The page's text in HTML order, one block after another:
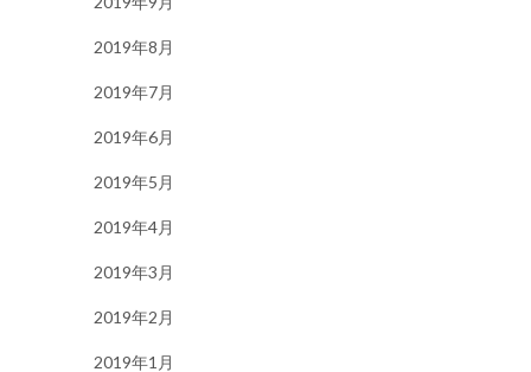
2019年8月
2019年7月
2019年6月
2019年5月
2019年4月
2019年3月
2019年2月
2019年1月